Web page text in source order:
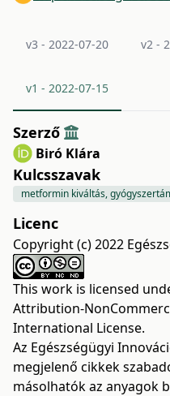
v3 - 2022-07-20 v2 -
v1 - 2022-07-15
Szerző
Biró Klára
Kulcsszavak
metformin kiváltás,
Licenc
Copyright (c) 2022
This work is licensed
Attribution-
International License.
Az Egészségügyi
megjelenő cikkek
másolhatók az anyagok